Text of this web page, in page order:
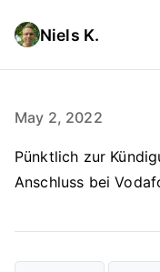
Niels K.
May 2, 2022
Pünktlich zur
Anschluss bei